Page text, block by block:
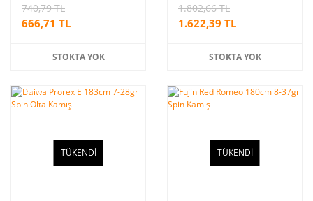
666,71 TL
740,79 TL
STOKTA YOK
1.622,39 TL
1.802,66 TL
STOKTA YOK
%10
TÜKENDİ TÜKENDİ